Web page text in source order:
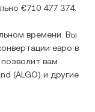
€710 477 374.
времени. Вы
евро в
вам
(ALGO) и другие